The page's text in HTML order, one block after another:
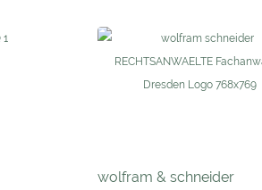
wolfram & schneider